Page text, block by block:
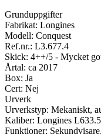
Grunduppgifter
Fabrikat: Longines
Modell: Conquest
Ref.nr.: L3.677.4
Skick: 4++/5 - Mycket
Årtal: ca 2017
Box: Ja
Cert: Nej
Urverk
Urverkstyp: Mekaniskt,
Kaliber: Longines
Funktioner: